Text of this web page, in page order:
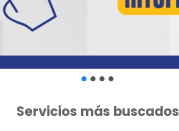
Servicios más buscados